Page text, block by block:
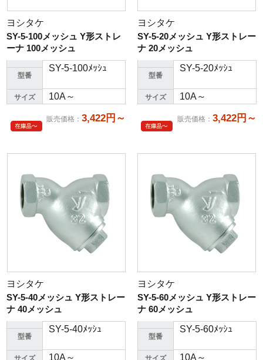
ヨシタケ
SY-5-100メッシュ Y形ストレ
ーナ 100メッシュ
型番
SY-5-100ﾒｯｼｭ
サイズ 10A～
販売価格 ： 3,422円～
ヨシタケ
SY-5-20メッシュ Y形ストレー
ナ 20メッシュ
型番
SY-5-20ﾒｯｼｭ
サイズ 10A～
販売価格 ： 3,422円～
ヨシタケ
SY-5-40メッシュ Y形ストレー
ナ 40メッシュ
型番
SY-5-40ﾒｯｼｭ
サイズ 10A～
ヨシタケ
SY-5-60メッシュ Y形ストレー
ナ 60メッシュ
型番
SY-5-60ﾒｯｼｭ
サイズ 10A～